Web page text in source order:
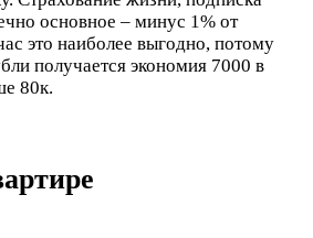
основное – минус 1% от
это наиболее выгодно, потому
получается экономия 7000 в
80к.